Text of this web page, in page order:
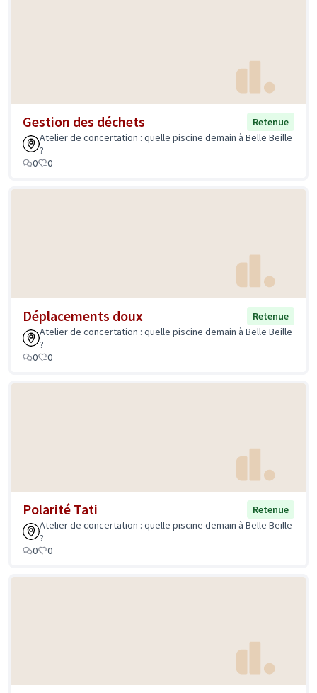
Gestion des déchets
Retenue
Atelier de concertation : quelle piscine demain à Belle Beille
?
0
0
Déplacements doux
Retenue
Atelier de concertation : quelle piscine demain à Belle Beille
?
0
0
Polarité Tati
Retenue
Atelier de concertation : quelle piscine demain à Belle Beille
?
0
0